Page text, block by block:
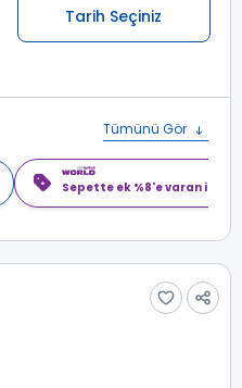
Tarih Seçiniz
Tümünü Gör
Sepette ek %8'e varan